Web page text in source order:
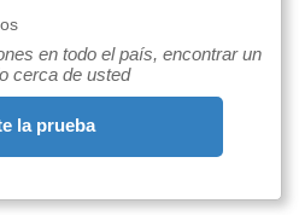
en todo el país, encontrar un
cerca de usted
la prueba